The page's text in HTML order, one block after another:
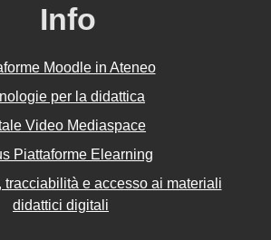
Info
Moodle in Ateneo
per la didattica
Video Mediaspace
Piattaforme Elearning
tracciabilità e accesso ai materiali
didattici digitali